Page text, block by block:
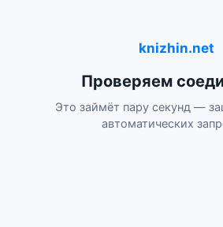
knizhin.net
Проверяем
Это займёт пару секунд —
автоматических